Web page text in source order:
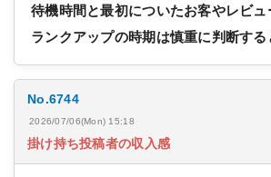
待機時間と最初についたお客やレビュ
ランクアップの時期は慎重に判断する
No.6744
2026/07/06(Mon) 15:18
掛け持ち投稿者の収入感